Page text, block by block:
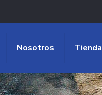
Nosotros Tienda